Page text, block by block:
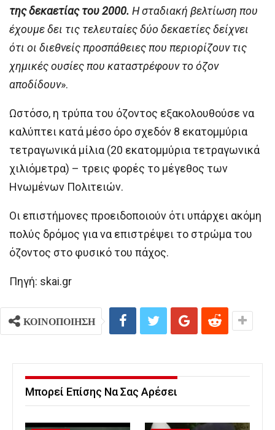
της δεκαετίας του 2000. Η σταδιακή βελτίωση που
έχουμε δει τις τελευταίες δύο δεκαετίες δείχνει
ότι οι διεθνείς προσπάθειες που περιορίζουν τις
χημικές ουσίες που καταστρέφουν το όζον
αποδίδουν».
Ωστόσο, η τρύπα του όζοντος εξακολουθούσε να
καλύπτει κατά μέσο όρο σχεδόν 8 εκατομμύρια
τετραγωνικά μίλια (20 εκατομμύρια τετραγωνικά
χιλιόμετρα) – τρεις φορές το μέγεθος των
Ηνωμένων Πολιτειών.
Οι επιστήμονες προειδοποιούν ότι υπάρχει ακόμη
πολύς δρόμος για να επιστρέψει το στρώμα του
όζοντος στο φυσικό του πάχος.
Πηγή: skai.gr
ΚΟΙΝΟΠΟΙΗΣΗ
Μπορεί Επίσης Να Σας Αρέσει